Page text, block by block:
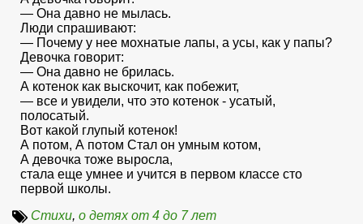
— Она давно не мылась.
Люди спрашивают:
— Почему у нее мохнатые лапы, а усы, как у папы?
Девочка говорит:
— Она давно не брилась.
А котенок как выскочит, как побежит,
— все и увидели, что это котенок - усатый,
полосатый.
Вот какой глупый котенок!
А потом, А потом Стал он умным котом,
А девочка тоже выросла,
стала еще умнее и учится в первом классе сто
первой школы.
Стихи, о детях от 4 до 7 лет